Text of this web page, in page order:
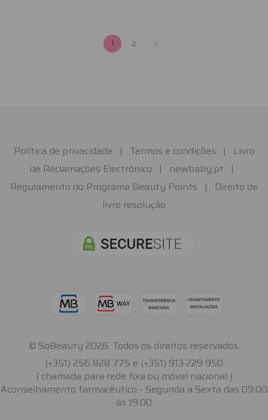
1 2 >
Política de privacidade | Termos e condições | Livro
de Reclamações Electrónico | newbaby.pt |
Regulamento do Programa Beauty Points | Direito de
livre resolução
© SoBeauty 2026. Todos os direitos reservados.
(+351) 256 828 775 e (+351) 913 229 950
( chamada para rede fixa ou móvel nacional )
Aconselhamento farmacêutico - Segunda a Sexta das 09:00
às 19:00